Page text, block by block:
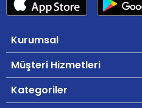
Kurumsal
Müşteri Hizmetleri
Kategoriler